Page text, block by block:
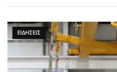
ΕΙΔΉΣΕΙΣ